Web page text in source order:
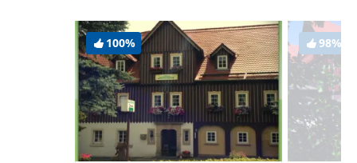
100% 98%